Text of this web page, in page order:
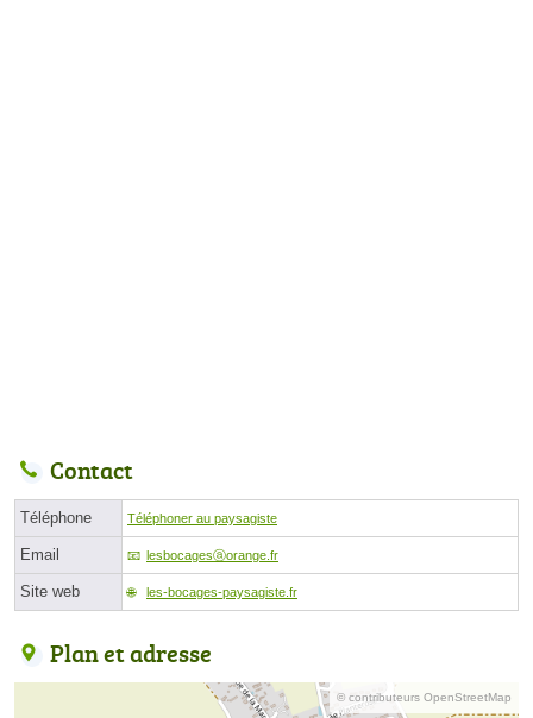
Contact
Téléphone Téléphoner au paysagiste
Email lesbocagesⓐorange.fr
Site web les-bocages-paysagiste.fr
Plan et adresse
© contributeurs OpenStreetMap